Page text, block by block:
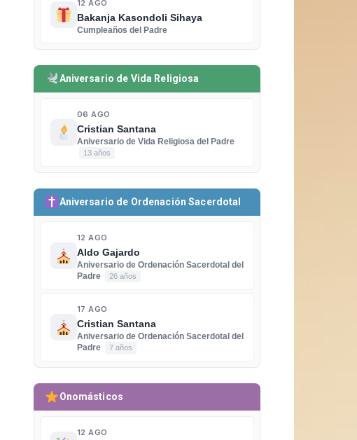
12 AGO
Bakanja Kasondoli Sihaya
Cumpleaños del Padre
Aniversario de Vida Religiosa
06 AGO
Cristian Santana
Aniversario de Vida Religiosa del Padre
13 años
Aniversario de Ordenación Sacerdotal
12 AGO
Aldo Gajardo
Aniversario de Ordenación Sacerdotal del
Padre
26 años
17 AGO
Cristian Santana
Aniversario de Ordenación Sacerdotal del
Padre
7 años
Onomásticos
12 AGO